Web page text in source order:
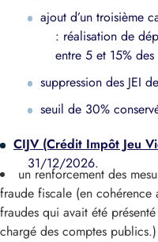
ajout d’un troisième
: réalisation de
entre 5 et 15% des
suppression des JEI
seuil de 30%
CIJV (Crédit Impôt Jeu
31/12/2026.
un renforcement des
fraude fiscale (en
fraudes qui avait été
chargé des comptes publics.)